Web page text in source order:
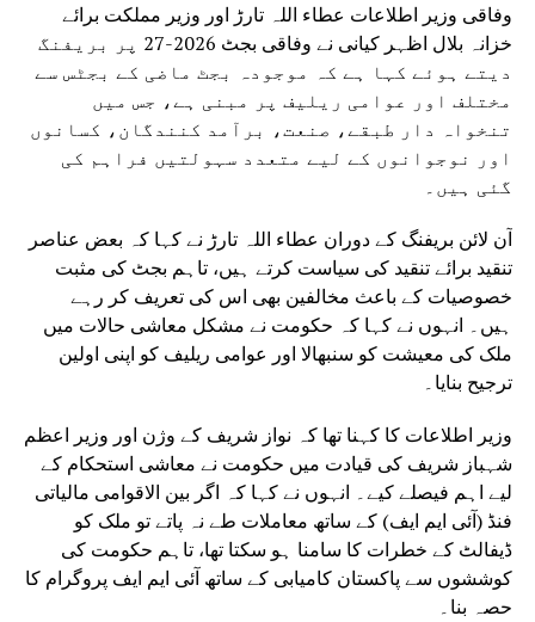
وفاقی وزیر اطلاعات عطاء اللہ تارڑ اور وزیر مملکت برائے
خزانہ بلال اظہر کیانی نے وفاقی بجٹ 2026-27 پر بریفنگ
دیتے ہوئے کہا ہے کہ موجودہ بجٹ ماضی کے بجٹس سے
مختلف اور عوامی ریلیف پر مبنی ہے، جس میں
تنخواہ دار طبقے، صنعت، برآمد کنندگان، کسانوں
اور نوجوانوں کے لیے متعدد سہولتیں فراہم کی
گئی ہیں۔
آن لائن بریفنگ کے دوران عطاء اللہ تارڑ نے کہا کہ بعض عناصر
تنقید برائے تنقید کی سیاست کرتے ہیں، تاہم بجٹ کی مثبت
خصوصیات کے باعث مخالفین بھی اس کی تعریف کر رہے
ہیں۔ انہوں نے کہا کہ حکومت نے مشکل معاشی حالات میں
ملک کی معیشت کو سنبھالا اور عوامی ریلیف کو اپنی اولین
ترجیح بنایا۔
وزیر اطلاعات کا کہنا تھا کہ نواز شریف کے وژن اور وزیر اعظم
شہباز شریف کی قیادت میں حکومت نے معاشی استحکام کے
لیے اہم فیصلے کیے۔ انہوں نے کہا کہ اگر بین الاقوامی مالیاتی
فنڈ (آئی ایم ایف) کے ساتھ معاملات طے نہ پاتے تو ملک کو
ڈیفالٹ کے خطرات کا سامنا ہو سکتا تھا، تاہم حکومت کی
کوششوں سے پاکستان کامیابی کے ساتھ آئی ایم ایف پروگرام کا
حصہ بنا۔